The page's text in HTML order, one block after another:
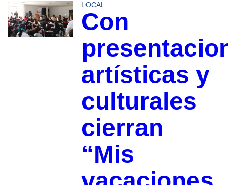
LOCAL
Con
artísticas y
culturales
cierran
“Mis